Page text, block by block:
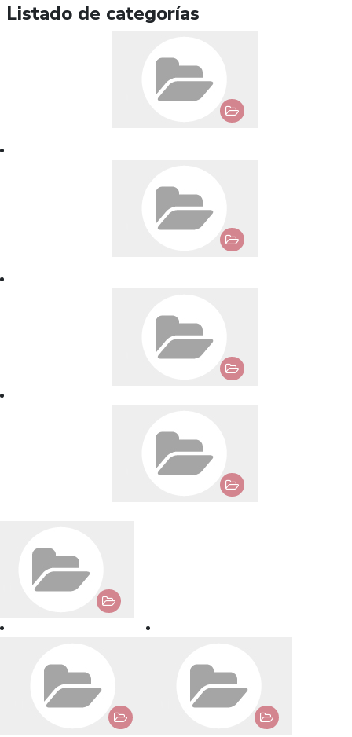
Listado de categorías